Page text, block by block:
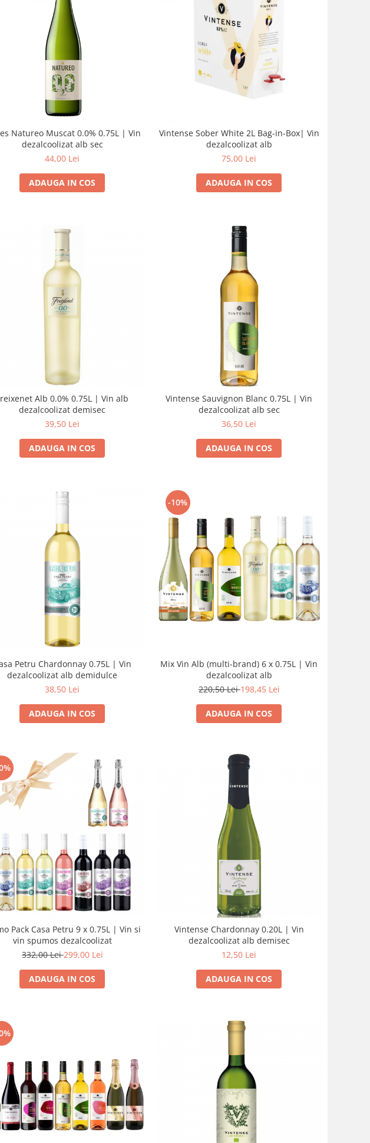
Natureo Muscat 0.0% 0.75L | Vin
dezalcoolizat alb sec
44,00 Lei
ADAUGA IN COS
Vintense Sober White 2L Bag-in-Box| Vin
dezalcoolizat alb
75,00 Lei
ADAUGA IN COS
Alb 0.0% 0.75L | Vin alb
dezalcoolizat demisec
39,50 Lei
ADAUGA IN COS
Vintense Sauvignon Blanc 0.75L | Vin
dezalcoolizat alb sec
36,50 Lei
ADAUGA IN COS
Petru Chardonnay 0.75L | Vin
dezalcoolizat alb demidulce
38,50 Lei
ADAUGA IN COS
-10%
Mix Vin Alb (multi-brand) 6 x 0.75L | Vin
dezalcoolizat alb
220,50 Lei198,45 Lei
ADAUGA IN COS
Pack Casa Petru 9 x 0.75L | Vin si
vin spumos dezalcoolizat
332,00 Lei299,00 Lei
ADAUGA IN COS
Vintense Chardonnay 0.20L | Vin
dezalcoolizat alb demisec
12,50 Lei
ADAUGA IN COS